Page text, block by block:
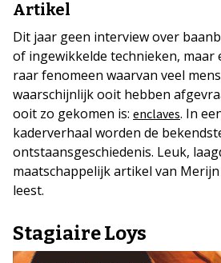
Artikel
Dit jaar geen interview over
of ingewikkelde technieken, maar
raar fenomeen waarvan veel
waarschijnlijk ooit hebben
ooit zo gekomen is: enclaves. In
kaderverhaal worden de
ontstaansgeschiedenis. Leuk,
maatschappelijk artikel van
leest.
Stagiaire Loys